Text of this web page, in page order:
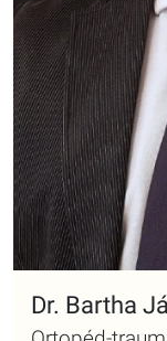
Dr. Bartha